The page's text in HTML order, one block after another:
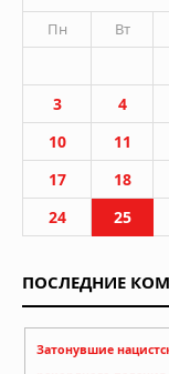
Пн
Вт
3
4
10
11
17
18
24
25
ПОСЛЕДНИЕ
Затонувшие